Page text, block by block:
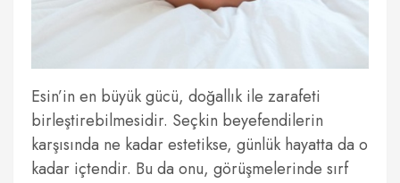
Esin’in en büyük gücü, doğallık ile zarafeti
birleştirebilmesidir. Seçkin beyefendilerin
karşısında ne kadar estetikse, günlük hayatta da o
kadar içtendir. Bu da onu, görüşmelerinde sırf